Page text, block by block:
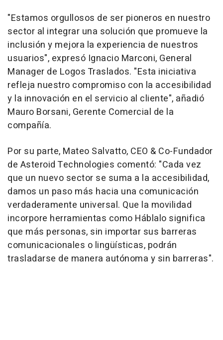
"Estamos orgullosos de ser pioneros en nuestro
sector al integrar una solución que promueve la
inclusión y mejora la experiencia de nuestros
usuarios", expresó Ignacio Marconi, General
Manager de Logos Traslados. "Esta iniciativa
refleja nuestro compromiso con la accesibilidad
y la innovación en el servicio al cliente", añadió
Mauro Borsani, Gerente Comercial de la
compañía.
Por su parte, Mateo Salvatto, CEO & Co-Fundador
de Asteroid Technologies comentó: "Cada vez
que un nuevo sector se suma a la accesibilidad,
damos un paso más hacia una comunicación
verdaderamente universal. Que la movilidad
incorpore herramientas como Háblalo significa
que más personas, sin importar sus barreras
comunicacionales o lingüísticas, podrán
trasladarse de manera autónoma y sin barreras".